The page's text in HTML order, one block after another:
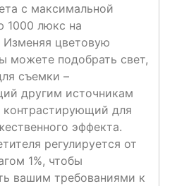
с максимальной
1000 люкс на
Изменяя цветовую
можете подобрать свет,
съемки –
другим источникам
для
эффекта.
регулируется от
1%, чтобы
вашим требованиями к